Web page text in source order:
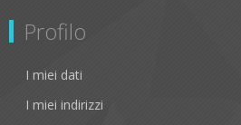
Profilo
I miei dati
I miei indirizzi